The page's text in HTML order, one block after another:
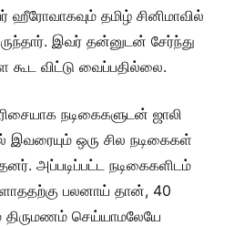
தமிழ் சினிமாவில்
இவர் தன்னுடன் சேர்ந்து
கூட விட்டு வைப்பதில்லை.
நடிகைகளுடன் ஜாலி
ஒரு சில நடிகைகள்
அப்படிப்பட்ட நடிகைகளிடம்
பலனாய் தான், 40
செய்யாமலேயே